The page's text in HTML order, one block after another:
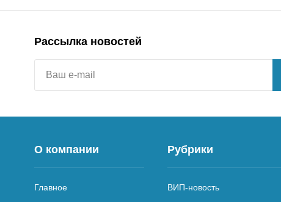
Рассылка новостей
О компании
Главное
Рубрики
ВИП-новость